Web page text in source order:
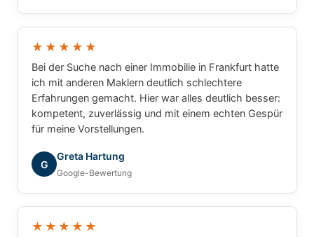
★★★★★
Bei der Suche nach einer Immobilie in Frankfurt hatte
ich mit anderen Maklern deutlich schlechtere
Erfahrungen gemacht. Hier war alles deutlich besser:
kompetent, zuverlässig und mit einem echten Gespür
für meine Vorstellungen.
G
Greta Hartung
Google-Bewertung
★★★★★